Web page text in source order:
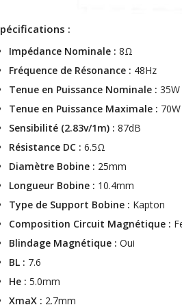
:
Impédance Nominale :8Ω
Fréquence de Résonance : 48Hz
Tenue en Puissance Nominale :35W
Tenue en Puissance Maximale : 70W
Sensibilité (2.83v/1m) :87dB
Résistance DC :6.5Ω
Diamètre Bobine : 25mm
Longueur Bobine : 10.4mm
Type de Support Bobine : Kapton
Composition Circuit Magnétique :
Blindage Magnétique :Oui
BL : 7.6
He :5.0mm
XmaX : 2.7mm